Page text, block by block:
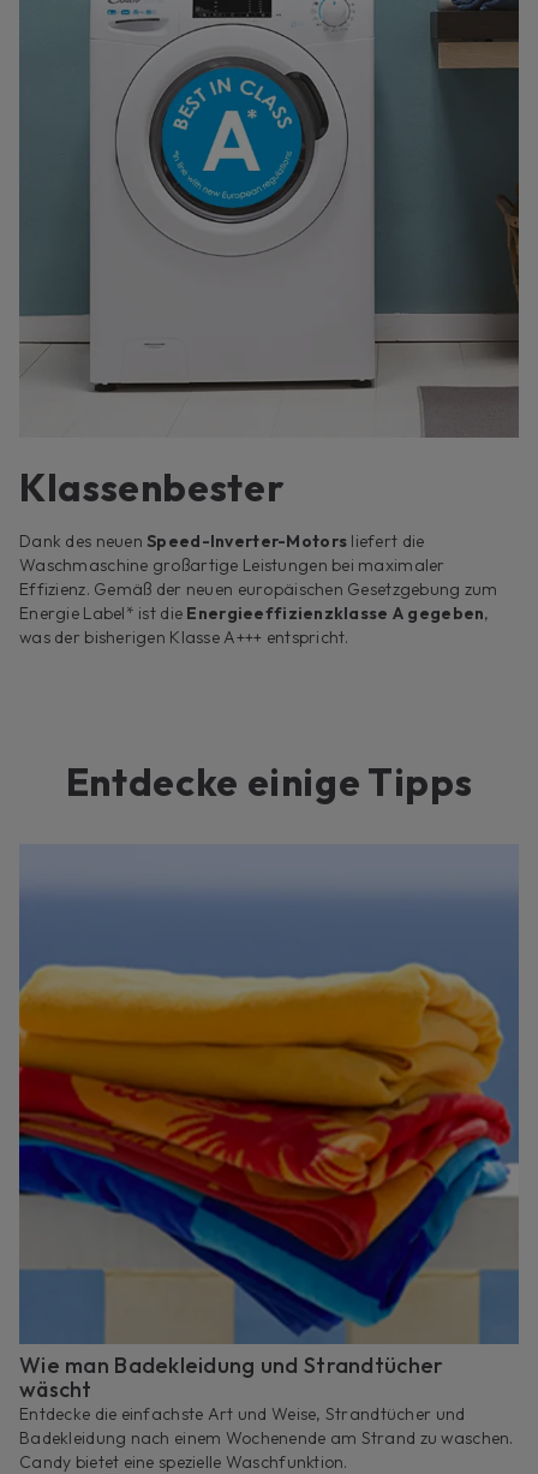
Klassenbester
Dank des neuenSpeed-Inverter-Motors liefert die
Waschmaschine großartige Leistungen bei maximaler
Effizienz. Gemäß der neuen europäischen Gesetzgebung zum
Energie Label* ist die Energieeffizienzklasse A gegeben,
was der bisherigen Klasse A+++ entspricht.
Entdecke einige Tipps
Wie man Badekleidung und Strandtücher
wäscht
Entdecke die einfachste Art und Weise, Strandtücher und
Badekleidung nach einem Wochenende am Strand zu waschen.
Candy bietet eine spezielle Waschfunktion.